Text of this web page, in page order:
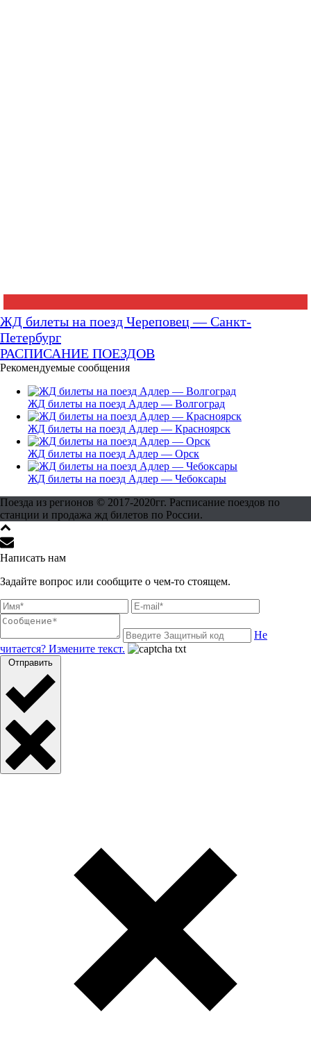
ЖД билеты на поезд Череповец — Санкт-
Петербург
РАСПИСАНИЕ ПОЕЗДОВ
Рекомендуемые сообщения
ЖД билеты на поезд Адлер — Волгоград
ЖД билеты на поезд Адлер — Красноярск
ЖД билеты на поезд Адлер — Орск
ЖД билеты на поезд Адлер — Чебоксары
Поезда из регионов © 2017-2020гг. Расписание поездов по
станции и продажа жд билетов по России.
Написать нам
Задайте вопрос или сообщите о чем-то стоящем.
Не
читается? Измените текст.
Отправить